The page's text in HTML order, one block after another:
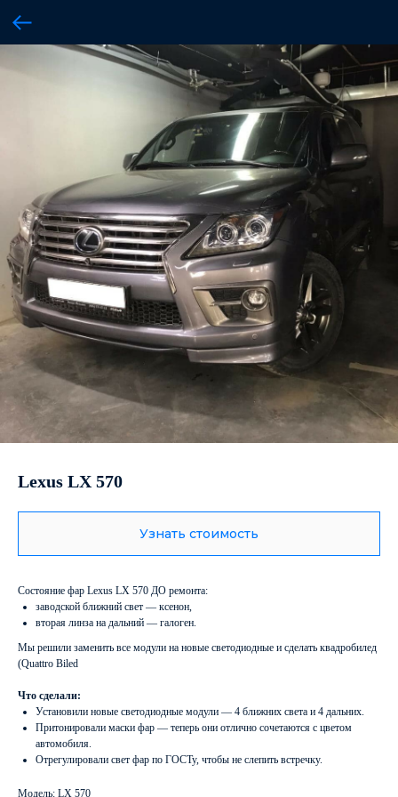
Lexus LX 570
Узнать стоимость
Состояние фар Lexus LX 570 ДО ремонта:
заводской ближний свет — ксенон,
вторая линза на дальний — галоген.
Мы решили заменить все модули на новые светодиодные и сделать квадробилед
(Quattro Biled
Что сделали:
Установили новые светодиодные модули — 4 ближних света и 4 дальних.
Притонировали маски фар — теперь они отлично сочетаются с цветом
автомобиля.
Отрегулировали свет фар по ГОСТу, чтобы не слепить встречку.
Модель: LX 570